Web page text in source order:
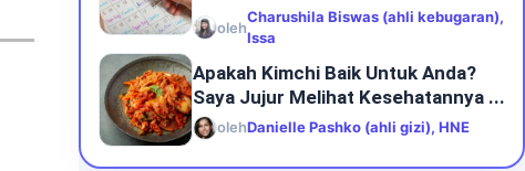
oleh
Charushila Biswas (ahli kebugaran),
Issa
Apakah Kimchi Baik Untuk Anda?
Saya Jujur Melihat Kesehatannya ...
olehDanielle Pashko (ahli gizi), HNE